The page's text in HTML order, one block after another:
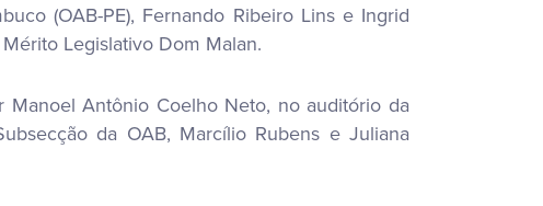
(OAB-PE), Fernando Ribeiro Lins e Ingrid
Legislativo Dom Malan.
Antônio Coelho Neto, no auditório da
da OAB, Marcílio Rubens e Juliana